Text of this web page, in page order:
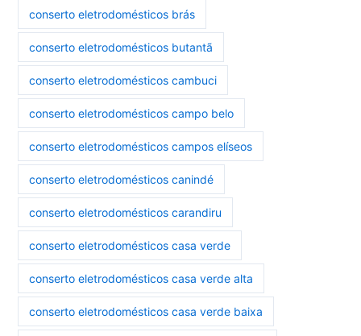
conserto eletrodomésticos brás
conserto eletrodomésticos butantã
conserto eletrodomésticos cambuci
conserto eletrodomésticos campo belo
conserto eletrodomésticos campos elíseos
conserto eletrodomésticos canindé
conserto eletrodomésticos carandiru
conserto eletrodomésticos casa verde
conserto eletrodomésticos casa verde alta
conserto eletrodomésticos casa verde baixa